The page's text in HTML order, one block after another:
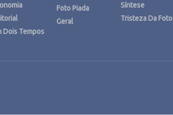
Dois Tempos
Foto Piada
Geral
Síntese
Tristeza Da Foto